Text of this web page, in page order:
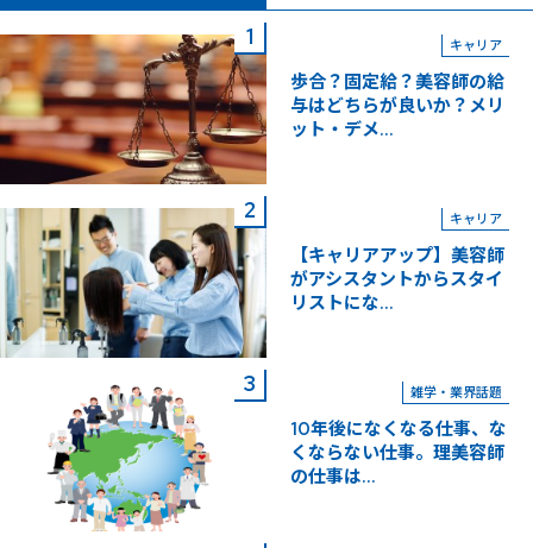
キャリア
歩合？固定給？美容師の給
与はどちらが良いか？メリ
ット・デメ...
キャリア
【キャリアアップ】美容師
がアシスタントからスタイ
リストにな...
雑学・業界話題
10年後になくなる仕事、な
くならない仕事。理美容師
の仕事は...